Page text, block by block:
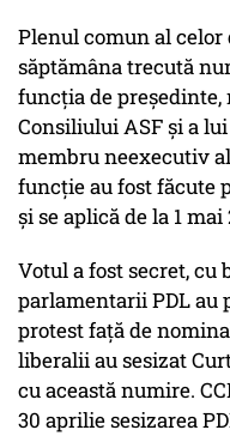
Plenul comun al celor
săptămâna trecută
funcţia de
Consiliului ASF şi a
membru neexecutiv
funcţie au fost făcute
şi se aplică de la 1 mai
Votul a fost secret, cu
parlamentarii PDL au
protest faţă de
liberalii au sesizat
cu această numire.
30 aprilie sesizarea